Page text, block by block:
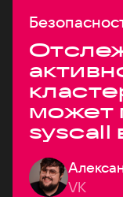
может
syscall
VK